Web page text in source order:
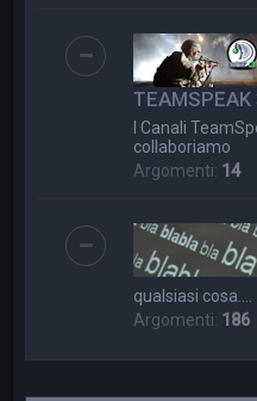
TEAMSPEAK
I Canali
collaboriamo
Argomenti: 14
qualsiasi cosa....
Argomenti: 186